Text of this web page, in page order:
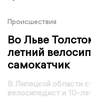
Происшествия
Во Льве
летний
самокатчик
В Липецкой области
велосипедист и 10-